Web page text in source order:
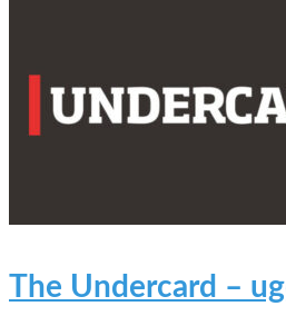
The Undercard –